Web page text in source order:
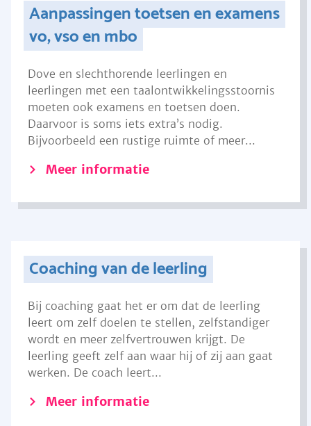
Aanpassingen toetsen en examens
vo, vso en mbo
Dove en slechthorende leerlingen en
leerlingen met een taalontwikkelingsstoornis
moeten ook examens en toetsen doen.
Daarvoor is soms iets extra’s nodig.
Bijvoorbeeld een rustige ruimte of meer...
Meer informatie
Coaching van de leerling
Bij coaching gaat het er om dat de leerling
leert om zelf doelen te stellen, zelfstandiger
wordt en meer zelfvertrouwen krijgt. De
leerling geeft zelf aan waar hij of zij aan gaat
werken. De coach leert...
Meer informatie